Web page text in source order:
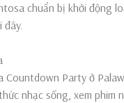
chuẩn bị khởi động
đây.
Party ở
nhạc sống, xem phim